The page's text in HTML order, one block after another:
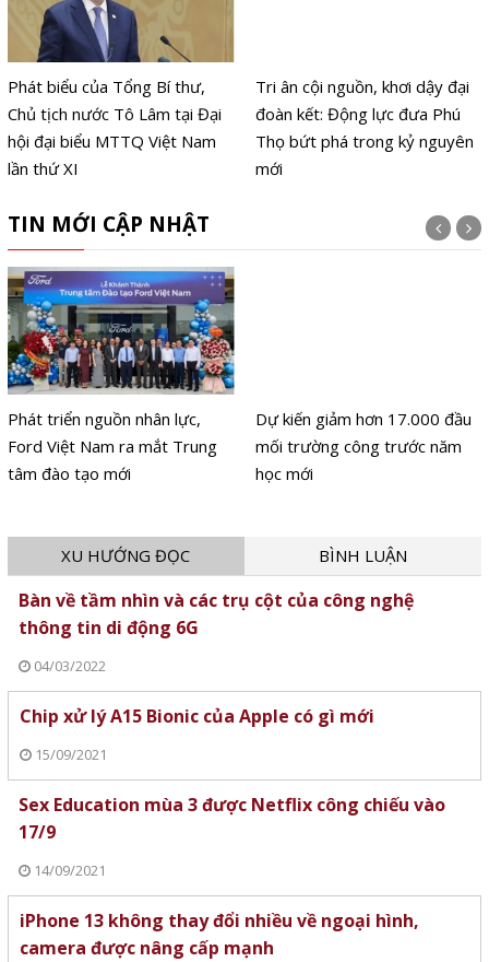
Phát biểu của Tổng Bí thư,
Chủ tịch nước Tô Lâm tại Đại
hội đại biểu MTTQ Việt Nam
lần thứ XI
Tri ân cội nguồn, khơi dậy đại
đoàn kết: Động lực đưa Phú
Thọ bứt phá trong kỷ nguyên
mới
TIN MỚI CẬP NHẬT
Phát triển nguồn nhân lực,
Ford Việt Nam ra mắt Trung
tâm đào tạo mới
Dự kiến giảm hơn 17.000 đầu
mối trường công trước năm
học mới
XU HƯỚNG ĐỌC BÌNH LUẬN
Bàn về tầm nhìn và các trụ cột của công nghệ
thông tin di động 6G
04/03/2022
Chip xử lý A15 Bionic của Apple có gì mới
15/09/2021
Sex Education mùa 3 được Netflix công chiếu vào
17/9
14/09/2021
iPhone 13 không thay đổi nhiều về ngoại hình,
camera được nâng cấp mạnh